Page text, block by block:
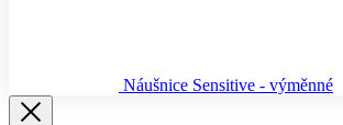
Náušnice Sensitive - výměnné